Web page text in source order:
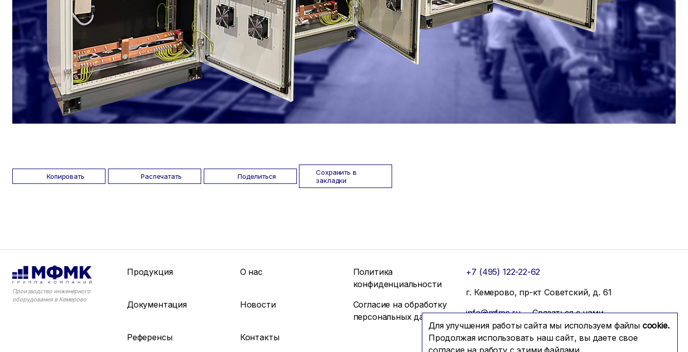
Копировать Распечатать Поделиться
Сохранить в
закладки
Для улучшения работы сайта мы используем файлы cookie.
Продолжая использовать наш сайт, вы даете свое
согласие на работу с этими файлами.
Производство инженерного
оборудования в Кемерово
Продукция О нас
Политика
конфиденциальности
Документация
Новости
Согласие на обработку
персональных данных
Референсы
Контакты
+7 (495) 122-22-62
г. Кемерово, пр-кт Советский, д. 61
info@mfmc.ru
Связаться с нами